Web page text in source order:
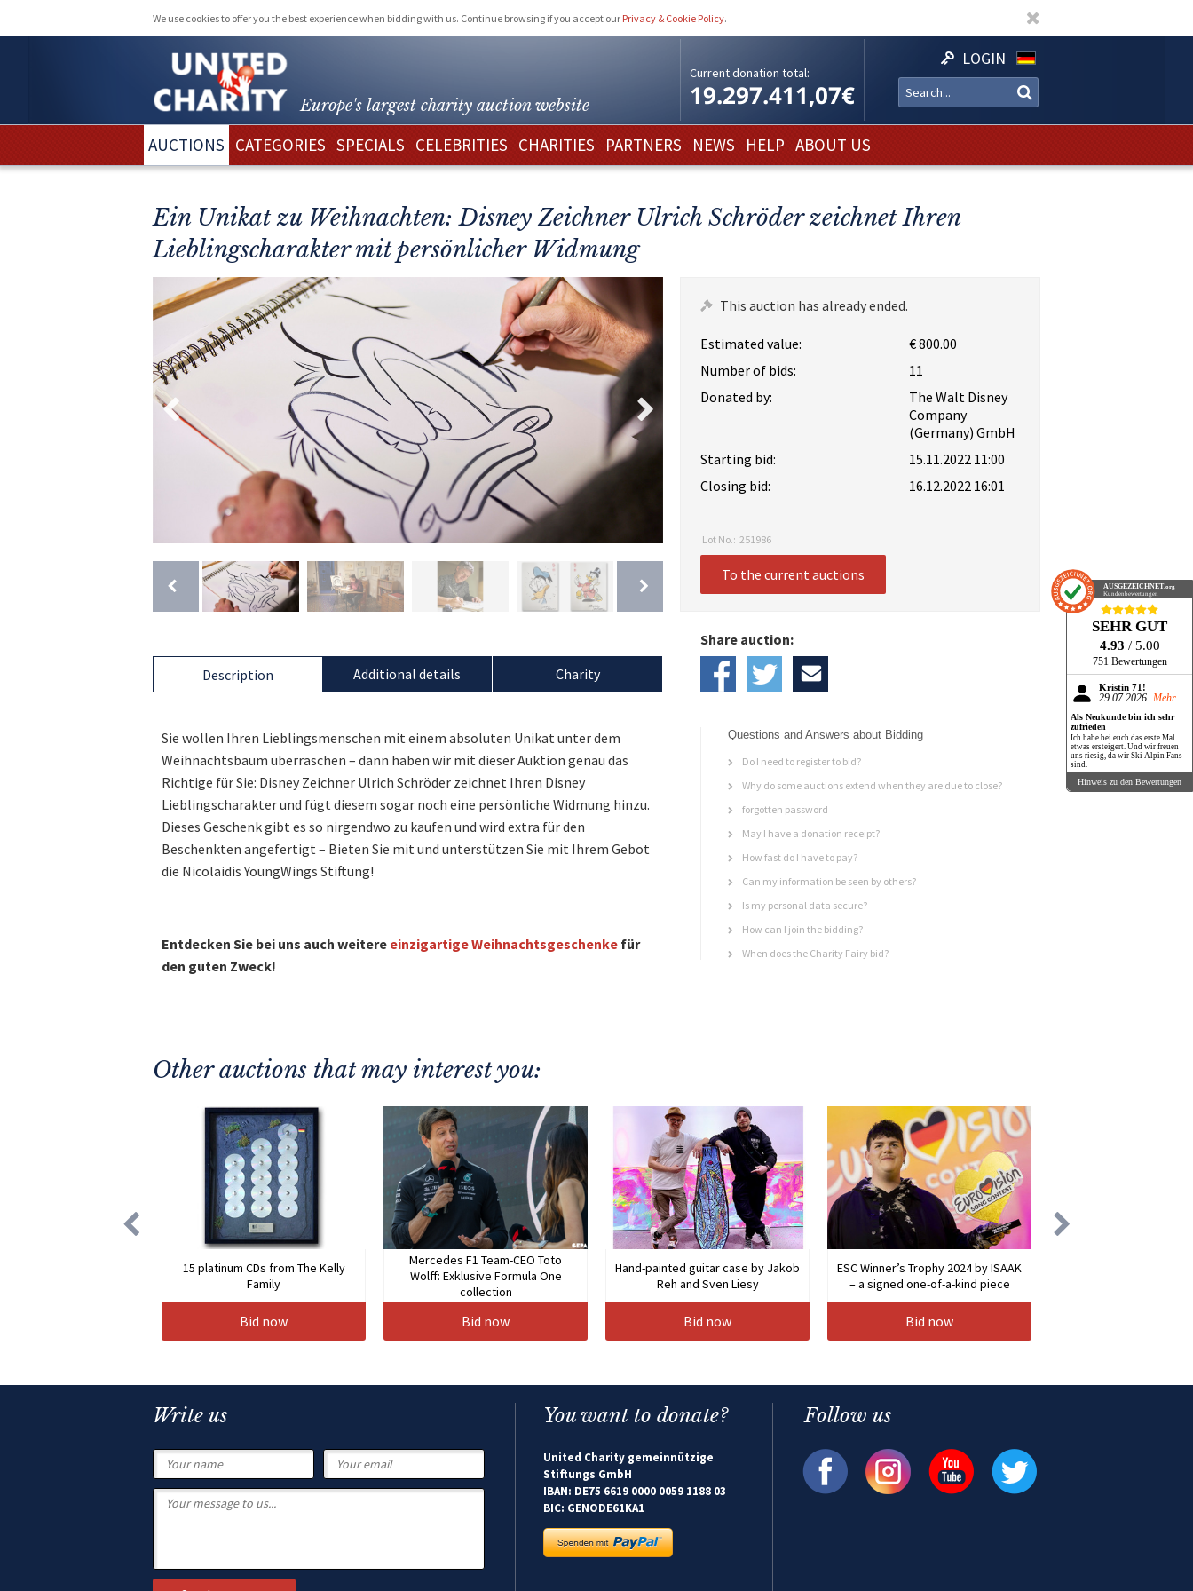
We use cookies to offer you the best experience when bidding with us. Continue browsing if you accept our Privacy & Cookie Policy.
Europe's largest charity auction website
Current donation total:
19.297.411,07€
LOGIN
AUCTIONS CATEGORIES SPECIALS CELEBRITIES CHARITIES PARTNERS NEWS HELP ABOUT US
Ein Unikat zu Weihnachten: Disney Zeichner Ulrich Schröder zeichnet Ihren
Lieblingscharakter mit persönlicher Widmung
This auction has already ended.
Estimated value:
€ 800.00
Number of bids:
11
Donated by:
The Walt Disney
Company
(Germany) GmbH
Starting bid:
15.11.2022 11:00
Closing bid:
16.12.2022 16:01
Lot No.: 251986
To the current auctions
Description
Sie wollen Ihren Lieblingsmenschen mit einem absoluten Unikat unter dem
Weihnachtsbaum überraschen – dann haben wir mit dieser Auktion genau das
Richtige für Sie: Disney Zeichner Ulrich Schröder zeichnet Ihren Disney
Lieblingscharakter und fügt diesem sogar noch eine persönliche Widmung hinzu.
Dieses Geschenk gibt es so nirgendwo zu kaufen und wird extra für den
Beschenkten angefertigt – Bieten Sie mit und unterstützen Sie mit Ihrem Gebot
die Nicolaidis YoungWings Stiftung!
Entdecken Sie bei uns auch weitere einzigartige Weihnachtsgeschenke für
den guten Zweck!
Additional details Charity
Share auction:
Questions and Answers about Bidding
Do I need to register to bid?
Why do some auctions extend when they are due to close?
forgotten password
May I have a donation receipt?
How fast do I have to pay?
Can my information be seen by others?
Is my personal data secure?
How can I join the bidding?
When does the Charity Fairy bid?
Other auctions that may interest you:
15 platinum CDs from The Kelly
Family
Bid now
Mercedes F1 Team-CEO Toto
Wolff: Exklusive Formula One
collection
Bid now
Hand-painted guitar case by Jakob
Reh and Sven Liesy
Bid now
ESC Winner’s Trophy 2024 by ISAAK
– a signed one-of-a-kind piece
Bid now
Write us You want to donate?
United Charity gemeinnützige
Stiftungs GmbH
IBAN: DE75 6619 0000 0059 1188 03
BIC: GENODE61KA1
Follow us
AUSGEZEICHNET.org
Kundenbewertungen
SEHR GUT
4.93 / 5.00
751 Bewertungen
Kristin 71!
29.07.2026 Mehr
Als Neukunde bin ich sehr
zufrieden
Ich habe bei euch das erste Mal
etwas ersteigert. Und wir freuen
uns riesig, da wir Ski Alpin Fans
sind.
Hinweis zu den Bewertungen